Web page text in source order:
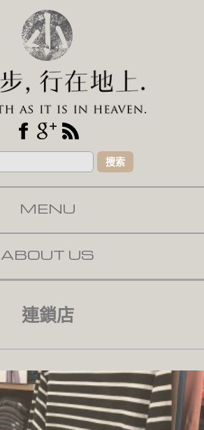
MENU
ABOUT US
連鎖店